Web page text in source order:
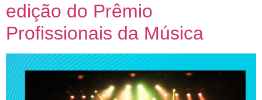
edição do Prêmio
Profissionais da Música